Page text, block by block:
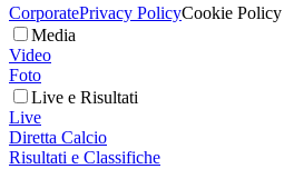
CorporatePrivacy PolicyCookie Policy
Media
Video
Foto
Live e Risultati
Live
Diretta Calcio
Risultati e Classifiche